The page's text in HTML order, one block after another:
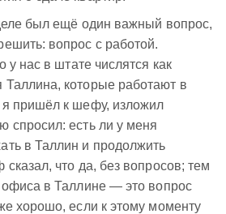
был ещё один важный вопрос,
вопрос с работой.
у нас в штате числятся как
которые работают в
пришёл к шефу, изложил
спросил: есть ли у меня
в Таллин и продолжить
что да, без вопросов; тем
офиса в Таллине — это вопрос
хорошо, если к этому моменту